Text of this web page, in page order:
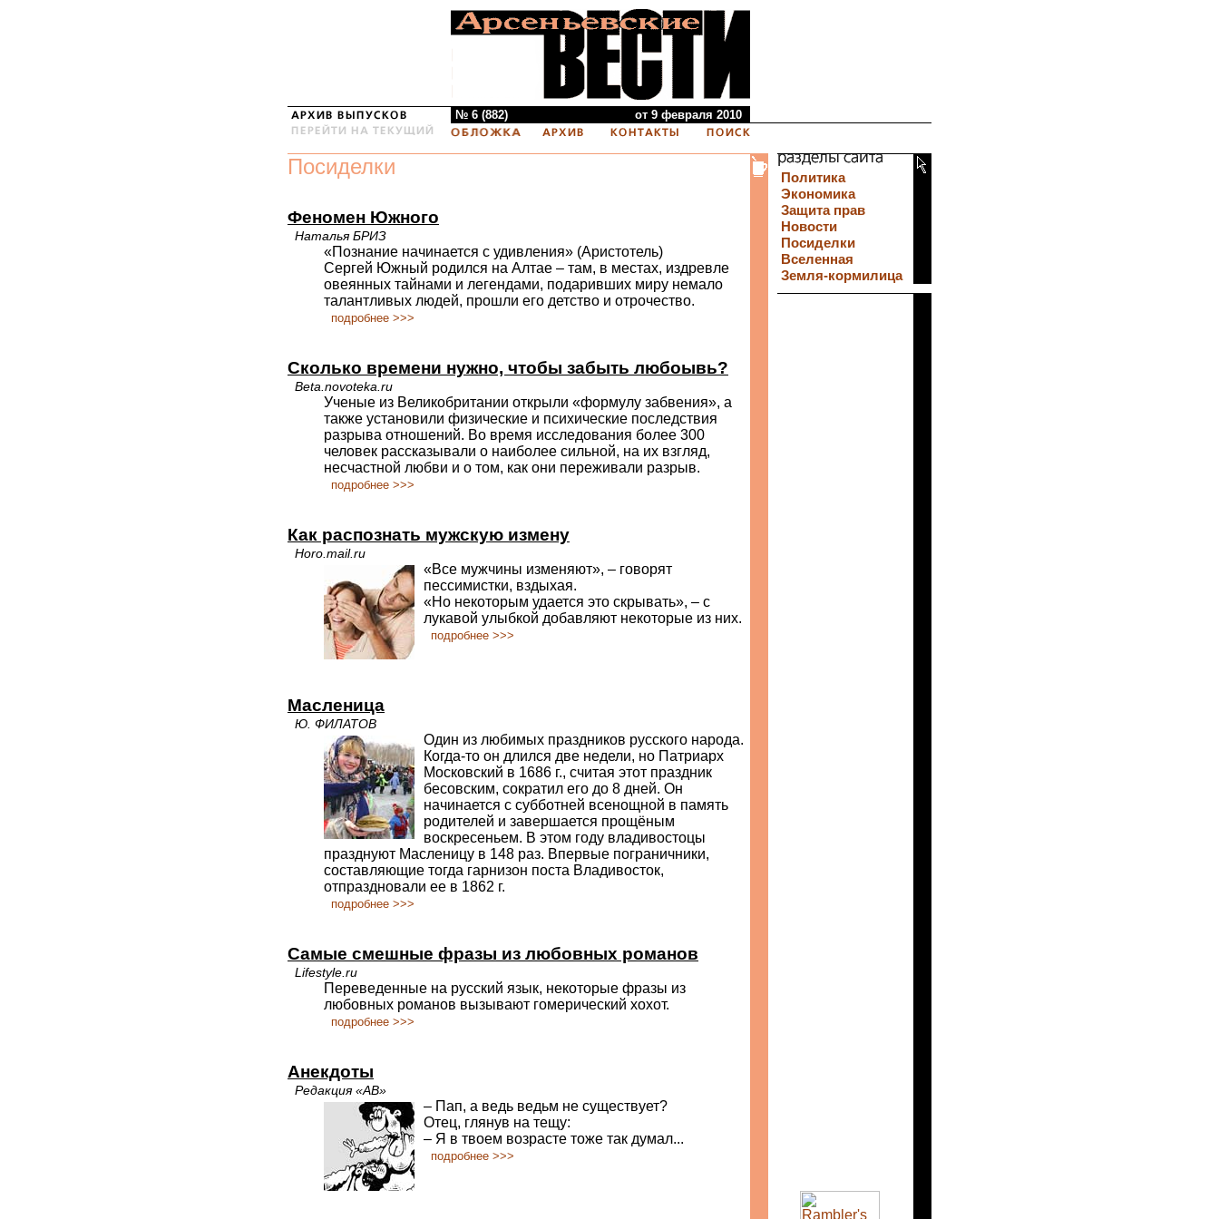
№ 6 (882) от 9 февраля 2010
Посиделки
Феномен Южного
Наталья БРИЗ
«Познание начинается с удивления» (Аристотель)
Сергей Южный родился на Алтае – там, в местах, издревле
овеянных тайнами и легендами, подаривших миру немало
талантливых людей, прошли его детство и отрочество.
подробнее >>>
Сколько времени нужно, чтобы забыть любоывь?
Beta.novoteka.ru
Ученые из Великобритании открыли «формулу забвения», а
также установили физические и психические последствия
разрыва отношений. Во время исследования более 300
человек рассказывали о наиболее сильной, на их взгляд,
несчастной любви и о том, как они переживали разрыв.
подробнее >>>
Как распознать мужскую измену
Horo.mail.ru
«Все мужчины изменяют», – говорят
пессимистки, вздыхая.
«Но некоторым удается это скрывать», – с
лукавой улыбкой добавляют некоторые из них.
подробнее >>>
Масленица
Ю. ФИЛАТОВ
Один из любимых праздников русского народа.
Когда-то он длился две недели, но Патриарх
Московский в 1686 г., считая этот праздник
бесовским, сократил его до 8 дней. Он
начинается с субботней всенощной в память
родителей и завершается прощёным
воскресеньем. В этом году владивостоцы
празднуют Масленицу в 148 раз. Впервые пограничники,
составляющие тогда гарнизон поста Владивосток,
отпраздновали ее в 1862 г.
подробнее >>>
Самые смешные фразы из любовных романов
Lifestyle.ru
Переведенные на русский язык, некоторые фразы из
любовных романов вызывают гомерический хохот.
подробнее >>>
Анекдоты
Редакция «АВ»
– Пап, а ведь ведьм не существует?
Отец, глянув на тещу:
– Я в твоем возрасте тоже так думал...
подробнее >>>
Политика
Экономика
Защита прав
Новости
Посиделки
Вселенная
Земля-кормилица